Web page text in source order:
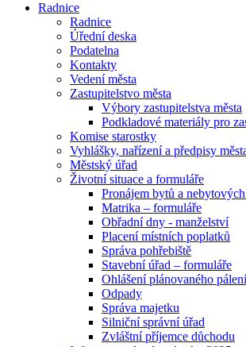
Radnice
Radnice
Úřední deska
Podatelna
Kontakty
Vedení města
Zastupitelstvo města
Výbory zastupitelstva města
Podkladové materiály pro
Komise starostky
Vyhlášky, nařízení a předpisy
Městský úřad
Životní situace a formuláře
Pronájem bytů a
Matrika – formuláře
Obřadní dny - manželství
Placení místních poplatků
Správa pohřebiště
Stavební úřad – formuláře
Ohlášení plánovaného pálení
Odpady
Správa majetku
Silniční správní úřad
Zvláštní příjemce důchodu